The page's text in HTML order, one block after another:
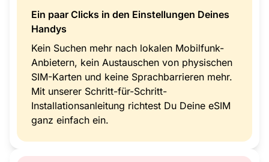
Ein paar Clicks in den Einstellungen Deines
Handys
Kein Suchen mehr nach lokalen Mobilfunk-
Anbietern, kein Austauschen von physischen
SIM-Karten und keine Sprachbarrieren mehr.
Mit unserer Schritt-für-Schritt-
Installationsanleitung richtest Du Deine eSIM
ganz einfach ein.